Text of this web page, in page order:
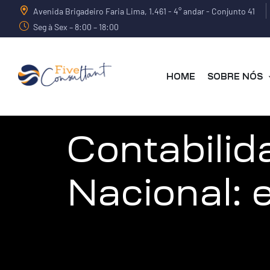
Avenida Brigadeiro Faria Lima, 1.461 - 4° andar - Conjunto 41
Seg à Sex – 8:00 – 18:00
HOME SOBRE NÓS
Nacional: